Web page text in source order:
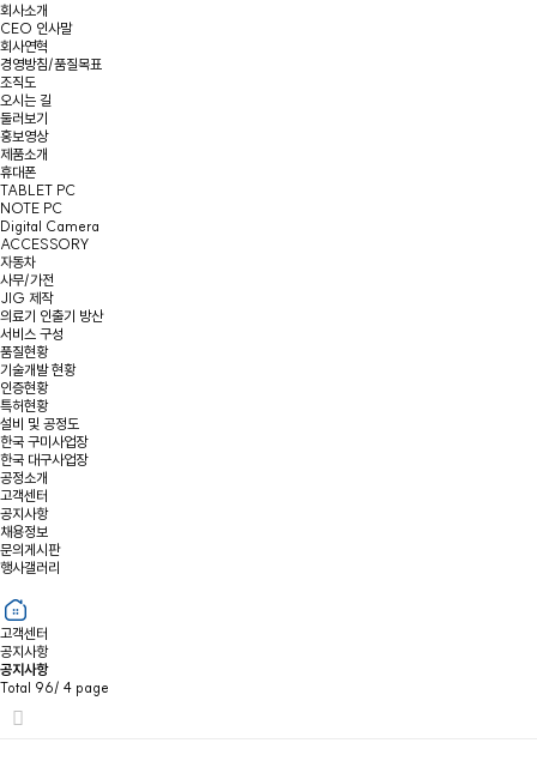
회사소개
CEO 인사말
회사연혁
경영방침/품질목표
조직도
오시는 길
둘러보기
홍보영상
제품소개
휴대폰
TABLET PC
NOTE PC
Digital Camera
ACCESSORY
자동차
사무/가전
JIG 제작
의료기 인출기 방산
서비스 구성
품질현황
기술개발 현황
인증현황
특허현황
설비 및 공정도
한국 구미사업장
한국 대구사업장
공정소개
고객센터
공지사항
채용정보
문의게시판
행사갤러리
고객센터
공지사항
공지사항
Total 96/ 4 page